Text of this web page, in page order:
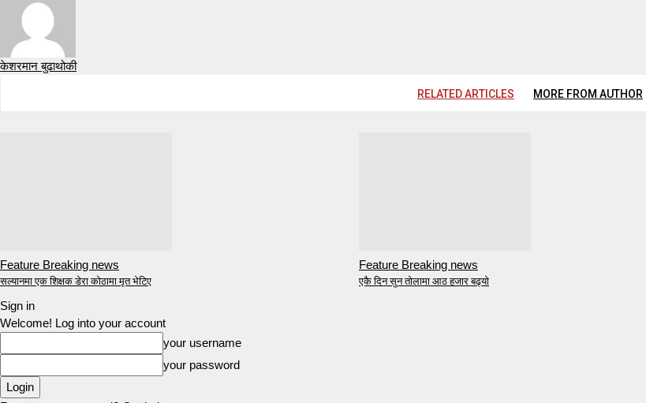
केशरमान बुढाथोकी
RELATED ARTICLES MORE FROM AUTHOR
Feature Breaking news
सल्यानमा एक शिक्षक डेरा कोठामा मृत भेटिए
Feature Breaking news
एकै दिन सुन तोलामा आठ हजार बढ्यो
Sign in
Welcome! Log into your account
your username
your password